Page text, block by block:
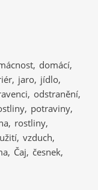
domácí
jaro jídlo
odstranění
potraviny
rostliny
vzduch
Čaj česnek